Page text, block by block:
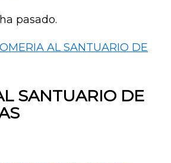
pasado.
AL SANTUARIO DE
SANTUARIO DE